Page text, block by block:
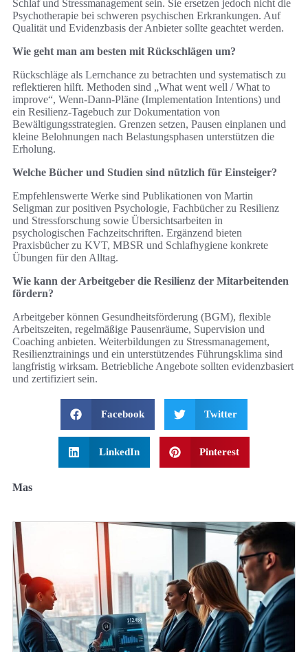
Schlaf und Stressmanagement sein. Sie ersetzen jedoch nicht die
Psychotherapie bei schweren psychischen Erkrankungen. Auf
Qualität und Evidenzbasis der Anbieter sollte geachtet werden.
Wie geht man am besten mit Rückschlägen um?
Rückschläge als Lernchance zu betrachten und systematisch zu
reflektieren hilft. Methoden sind „What went well / What to
improve“, Wenn‑Dann‑Pläne (Implementation Intentions) und
ein Resilienz‑Tagebuch zur Dokumentation von
Bewältigungsstrategien. Grenzen setzen, Pausen einplanen und
kleine Belohnungen nach Belastungsphasen unterstützen die
Erholung.
Welche Bücher und Studien sind nützlich für Einsteiger?
Empfehlenswerte Werke sind Publikationen von Martin
Seligman zur positiven Psychologie, Fachbücher zu Resilienz
und Stressforschung sowie Übersichtsarbeiten in
psychologischen Fachzeitschriften. Ergänzend bieten
Praxisbücher zu KVT, MBSR und Schlafhygiene konkrete
Übungen für den Alltag.
Wie kann der Arbeitgeber die Resilienz der Mitarbeitenden
fördern?
Arbeitgeber können Gesundheitsförderung (BGM), flexible
Arbeitszeiten, regelmäßige Pausenräume, Supervision und
Coaching anbieten. Weiterbildungen zu Stressmanagement,
Resilienztrainings und ein unterstützendes Führungsklima sind
langfristig wirksam. Betriebliche Angebote sollten evidenzbasiert
und zertifiziert sein.
Facebook Twitter
LinkedIn Pinterest
Mas